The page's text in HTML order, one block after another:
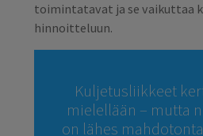
toimintatavat ja se vaikuttaa
hinnoitteluun.
Kuljetusliikkeet
mielellään – mutta
on lähes